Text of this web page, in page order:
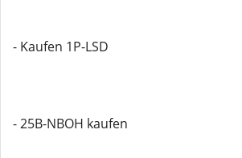
- Kaufen 1P-LSD
- 25B-NBOH kaufen